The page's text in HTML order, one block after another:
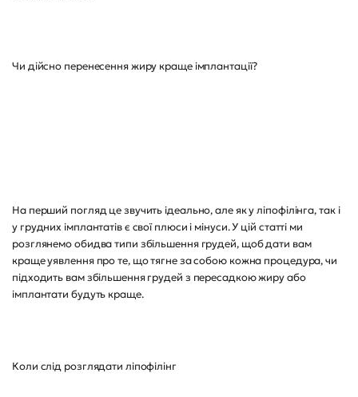
Чи дійсно перенесення жиру краще імплантації?
На перший погляд це звучить ідеально, але як у ліпофілінга, так і
у грудних імплантатів є свої плюси і мінуси. У цій статті ми
розглянемо обидва типи збільшення грудей, щоб дати вам
краще уявлення про те, що тягне за собою кожна процедура, чи
підходить вам збільшення грудей з пересадкою жиру або
імплантати будуть краще.
Коли слід розглядати ліпофілінг